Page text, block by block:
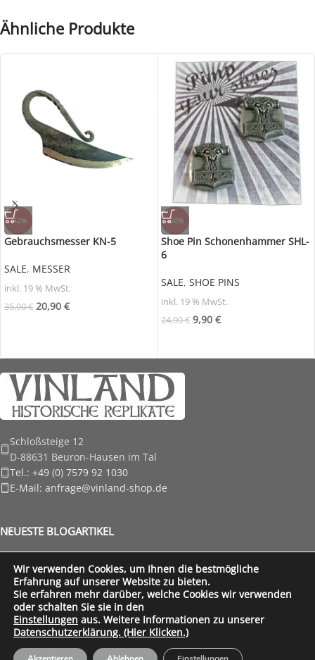
Ähnliche Produkte
-42%
Gebrauchsmesser KN-5
SALE, MESSER
inkl. 19 % MwSt.
35,90€ 20,90 €
-60%
Shoe Pin Schonenhammer SHL-
6
SALE, SHOE PINS
inkl. 19 % MwSt.
24,90€ 9,90 €
Schloßsteige 12
D-88631 Beuron-Hausen im Tal
Tel.: +49 (0) 7579 92 1030
E-Mail: anfrage@vinland-shop.de
NEUESTE BLOGARTIKEL
FÜR UNSERE KUNDEN
Vinland Shop Created byWordpressagentur
Wir verwenden Cookies, um Ihnen die bestmögliche
Erfahrung auf unserer Website zu bieten.
Sie erfahren mehr darüber, welche Cookies wir verwenden
oder schalten Sie sie in den
Einstellungen aus. Weitere Informationen zu unserer
Datenschutzerklärung. (Hier Klicken.)